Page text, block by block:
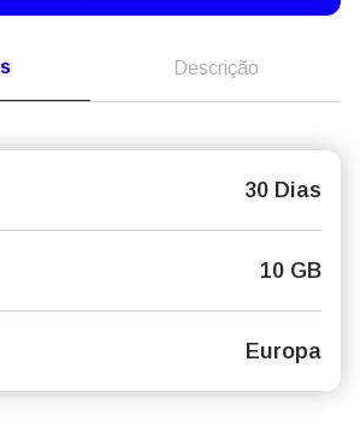
Descrição
30 Dias
10 GB
Europa